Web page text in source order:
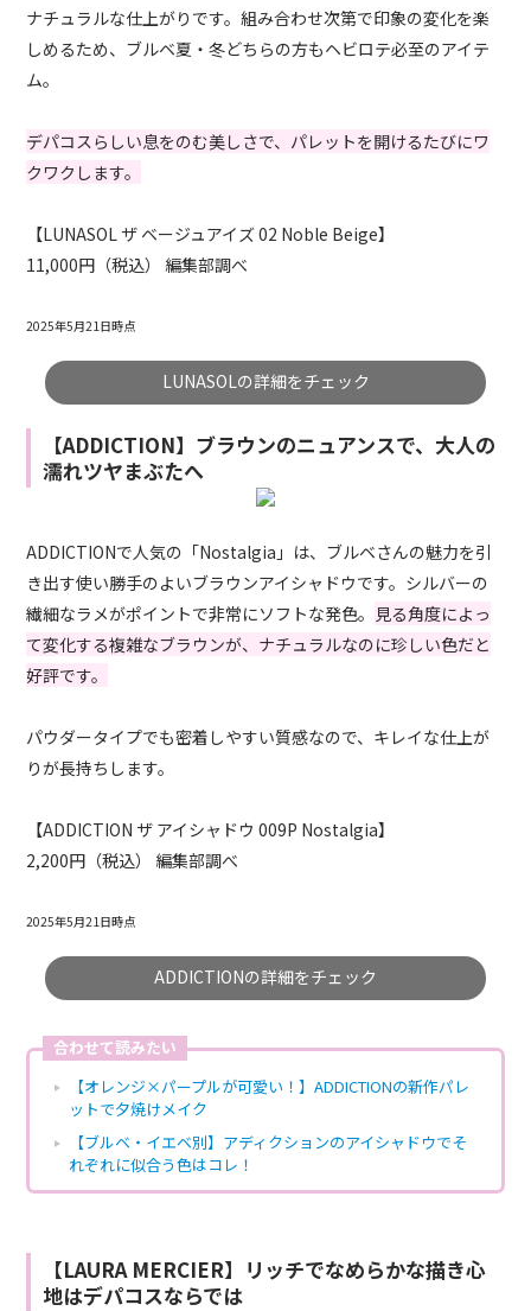
ナチュラルな仕上がりです。組み合わせ次第で印象の変化を楽
しめるため、ブルベ夏・冬どちらの方もヘビロテ必至のアイテ
ム。
デパコスらしい息をのむ美しさで、パレットを開けるたびにワ
クワクします。
【LUNASOL ザ ベージュアイズ 02 Noble Beige】
11,000円（税込） 編集部調べ
2025年5月21日時点
LUNASOLの詳細をチェック
【ADDICTION】ブラウンのニュアンスで、大人の
濡れツヤまぶたへ
ADDICTIONで人気の「Nostalgia」は、ブルベさんの魅力を引
き出す使い勝手のよいブラウンアイシャドウです。シルバーの
繊細なラメがポイントで非常にソフトな発色。 見る角度によっ
て変化する複雑なブラウンが、ナチュラルなのに珍しい色だと
好評です。
パウダータイプでも密着しやすい質感なので、キレイな仕上が
りが長持ちします。
【ADDICTION ザ アイシャドウ 009P Nostalgia】
2,200円（税込） 編集部調べ
2025年5月21日時点
ADDICTIONの詳細をチェック
合わせて読みたい
【オレンジ×パープルが可愛い！】ADDICTIONの新作パレ
ットで夕焼けメイク
【ブルベ・イエベ別】アディクションのアイシャドウでそ
れぞれに似合う色はコレ！
【LAURA MERCIER】リッチでなめらかな描き心
地はデパコスならでは